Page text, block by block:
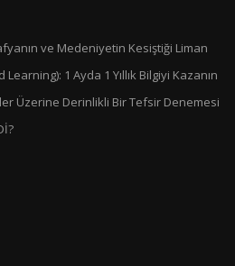
ve Medeniyetin Kesiştiği Liman
1 Ayda 1 Yıllık Bilgiyi Kazanın
Üzerine Derinlikli Bir Tefsir Denemesi